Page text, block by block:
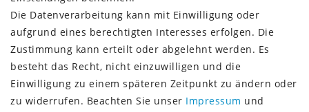
Vorkasse (3% Rabatt)
Paypal
Kauf auf Rechnung (Paypalservice)
Lastschrift (Paypalservice)
Kreditkarte (Paypalservice)
Die Datenverarbeitung kann mit Einwilligung oder
aufgrund eines berechtigten Interesses erfolgen. Die
Zustimmung kann erteilt oder abgelehnt werden. Es
besteht das Recht, nicht einzuwilligen und die
Einwilligung zu einem späteren Zeitpunkt zu ändern oder
zu widerrufen. Beachten Sie unser Impressum und